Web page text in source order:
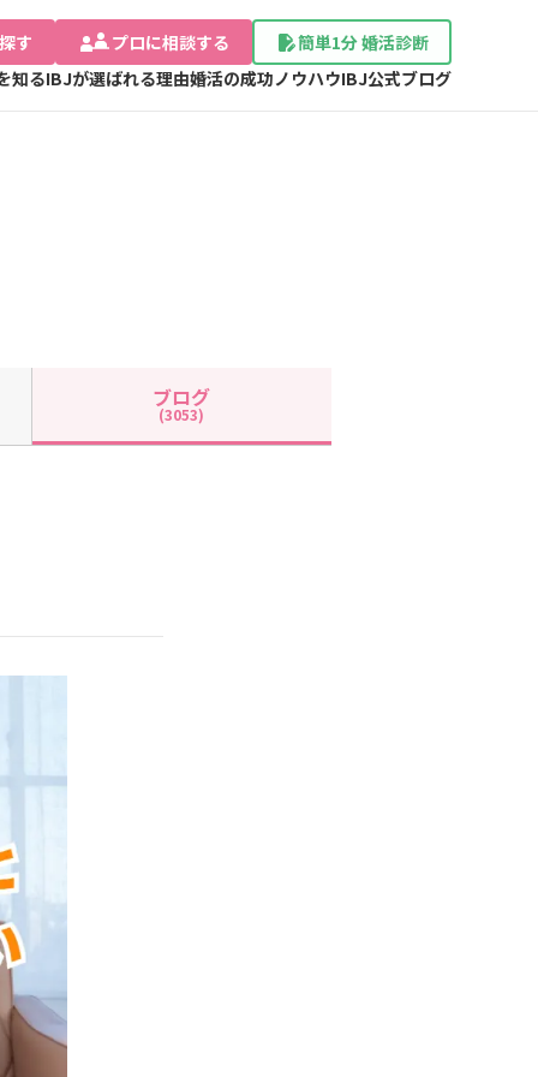
す プロに相談する
簡単1分 婚活診断
知るIBJが選ばれる理由婚活の成功ノウハウIBJ公式ブログ
ブログ
(3053)